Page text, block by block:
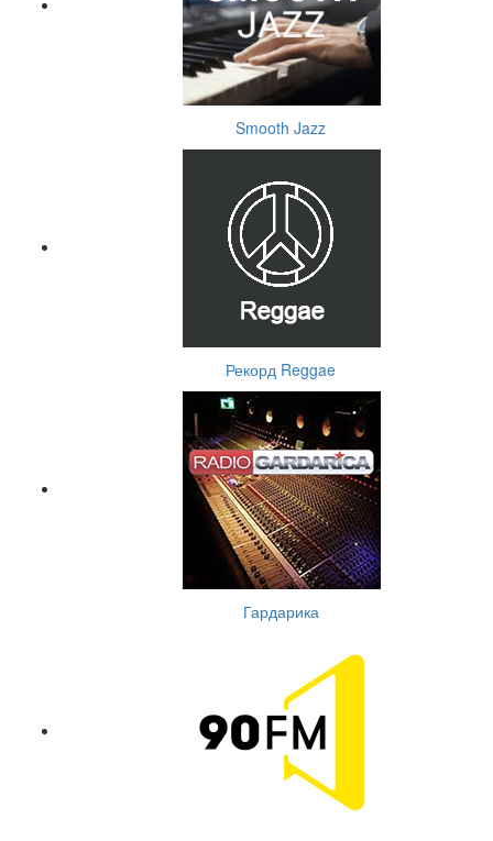
Smooth Jazz
Рекорд Reggae
Гардарика